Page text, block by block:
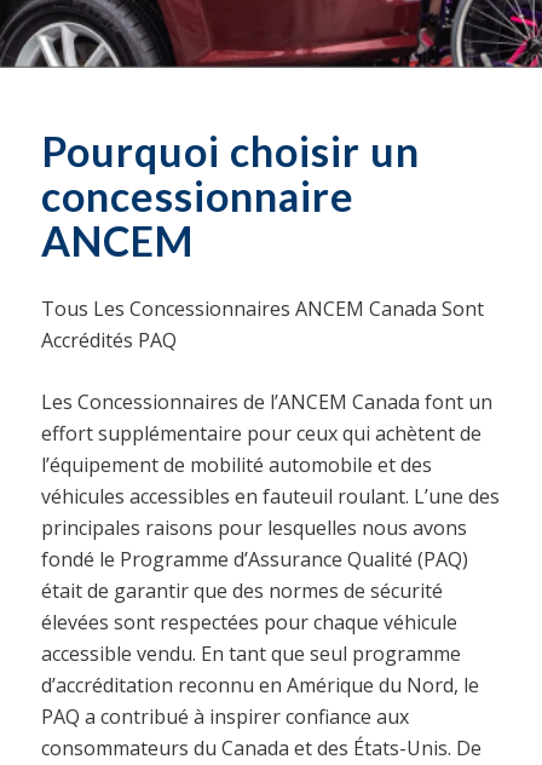
Pourquoi choisir un
concessionnaire
ANCEM
Tous Les Concessionnaires ANCEM Canada Sont
Accrédités PAQ
Les Concessionnaires de l’ANCEM Canada font un
effort supplémentaire pour ceux qui achètent de
l’équipement de mobilité automobile et des
véhicules accessibles en fauteuil roulant. L’une des
principales raisons pour lesquelles nous avons
fondé le Programme d’Assurance Qualité (PAQ)
était de garantir que des normes de sécurité
élevées sont respectées pour chaque véhicule
accessible vendu. En tant que seul programme
d’accréditation reconnu en Amérique du Nord, le
PAQ a contribué à inspirer confiance aux
consommateurs du Canada et des États-Unis. De